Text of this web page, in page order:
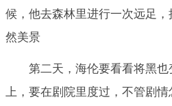
候，他去森林里进行一次远足
然美景
第二天，海伦要看看将黑
上，要在剧院里度过，不管剧